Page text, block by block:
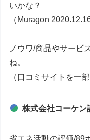
いかな？
（Muragon 2020.12.16
ノウワ/商品やサービ
ね。
（口コミサイトを一
株式会社コーケン